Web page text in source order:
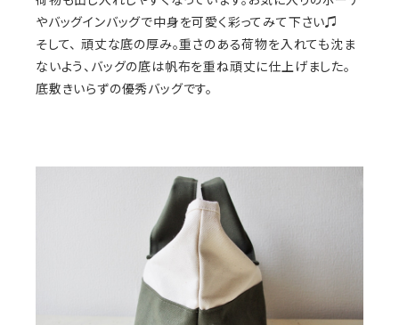
やバッグインバッグで中身を可愛く彩ってみて下さい♫
そして、 頑丈な底の厚み。重さのある荷物を入れても沈ま
ないよう、バッグの底は帆布を重ね頑丈に仕上げました。
底敷きいらずの優秀バッグです。